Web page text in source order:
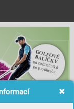
GOLFOVÉ
BALÍČKY
od začátečníků
po prohráče
GOLFOVÉ
BALÍ
od začátečníků